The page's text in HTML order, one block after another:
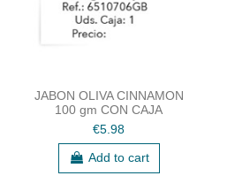
JABON OLIVA CINNAMON
100 gm CON CAJA
€5.98
Add to cart